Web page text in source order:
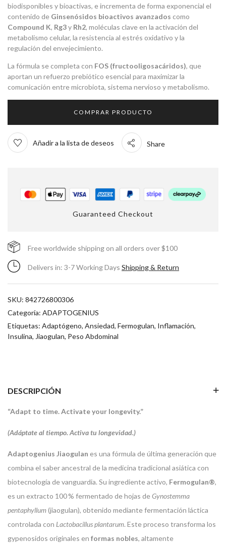
biodisponibles y bioactivas, e incrementa de forma exponencial el
contenido de Ginsenósidos bioactivos avanzados como
Compound K, Rg3y Rh2, moléculas clave en la activación del
metabolismo celular, la resistencia al estrés oxidativo y la
regulación del envejecimiento.
La fórmula se completa con FOS (fructooligosacáridos), que
aportan un refuerzo prebiótico esencial para maximizar la
comunicación entre microbiota, sistema nervioso y metabolismo.
COMPRAR PRODUCTO
Añadir a la lista de deseos Share
Guaranteed Checkout
Free worldwide shipping on all orders over $100
Delivers in: 3-7 Working Days Shipping & Return
SKU: 842726800306
Categoría: ADAPTOGENIUS
Etiquetas: Adaptógeno, Ansiedad, Fermogulan, Inflamación,
Insulina, Jiaogulan, Peso Abdominal
DESCRIPCIÓN
“Adapt to time. Activate your longevity.”
(Adáptate al tiempo. Activa tu longevidad.)
Adaptogenius Jiaogulan es una fórmula de última generación que
combina el saber ancestral de la medicina tradicional asiática con
biotecnología de vanguardia. Su ingrediente activo, Fermogulan®,
es un extracto 100 % fermentado de hojas deGynostemma
pentaphyllum(jiaogulan), obtenido mediante fermentación láctica
controlada con Lactobacillus plantarum. Este proceso transforma los
gypenosidos originales en formas nobles, altamente